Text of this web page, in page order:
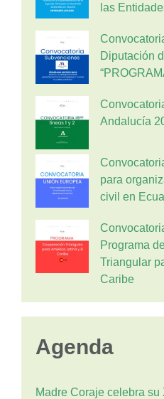
las
Diputación
Andalucía
para
civil en
Programa
Triangular
Caribe
Agenda
Madre Coraje celebra su